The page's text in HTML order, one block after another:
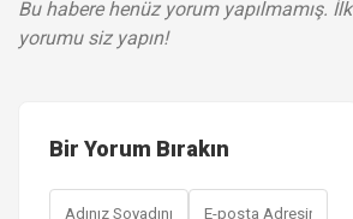
Bu habere henüz yorum yapılmamış. İlk
yorumu siz yapın!
Bir Yorum Bırakın